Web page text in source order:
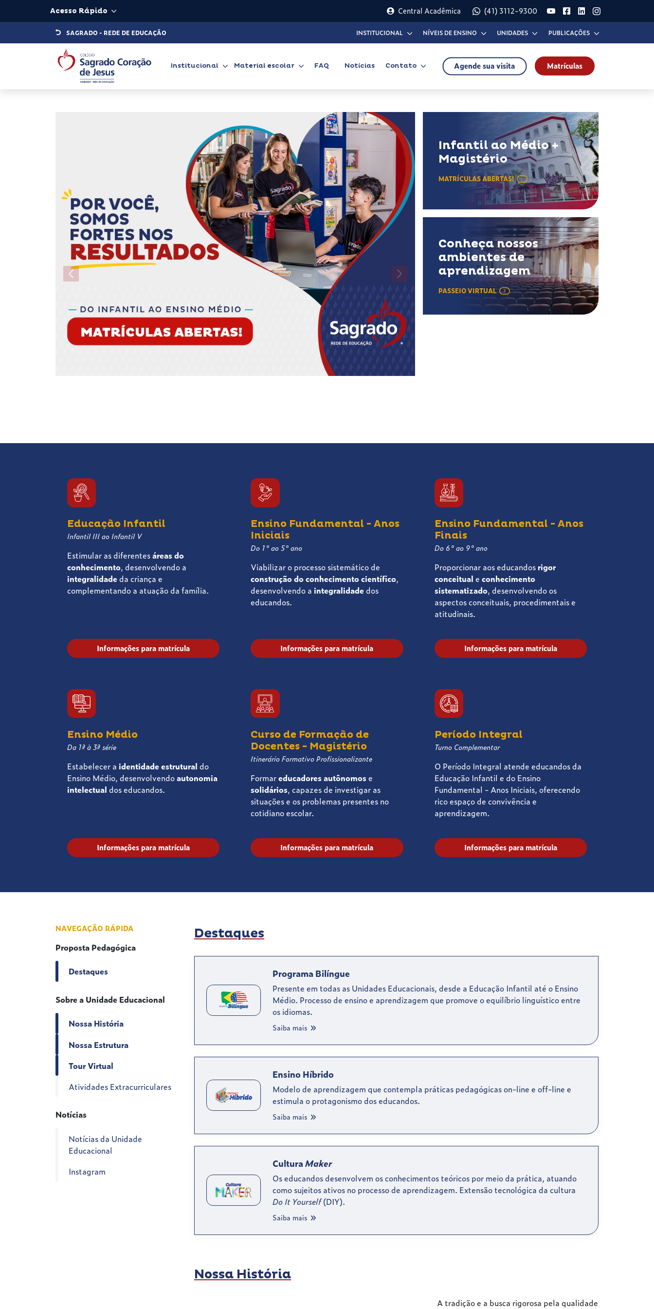
Acesso Rápido Central Acadêmica (41) 3112-9300
SAGRADO - REDE DE EDUCAÇÃO INSTITUCIONAL NÍVEIS DE ENSINO UNIDADES PUBLICAÇÕES
Institucional Material escolar FAQ Notícias Contato Agende sua visita Matrículas
Infantil ao Médio +
Magistério
MATRÍCULAS ABERTAS!
Conheça nossos
ambientes de
aprendizagem
PASSEIO VIRTUAL
Educação Infantil
Infantil III ao Infantil V
Estimular as diferentesáreas do
conhecimento, desenvolvendo a
integralidadeda criança e
complementando a atuação da família.
Informações para matrícula
Ensino Fundamental - Anos
Iniciais
Do 1° ao 5° ano
Viabilizar o processo sistemático de
construção do conhecimento científico,
desenvolvendo a integralidadedos
educandos.
Informações para matrícula
Ensino Fundamental - Anos
Finais
Do 6° ao 9° ano
Proporcionar aos educandos rigor
conceitual e conhecimento
sistematizado, desenvolvendo os
aspectos conceituais, procedimentais e
atitudinais.
Informações para matrícula
Ensino Médio
Da 1ª à 3ª série
Estabelecer a identidade estrutural do
Ensino Médio, desenvolvendoautonomia
intelectual dos educandos.
Informações para matrícula
Curso de Formação de
Docentes - Magistério
Itinerário Formativo Profissionalizante
Formareducadores autônomose
solidários, capazes de investigar as
situações e os problemas presentes no
cotidiano escolar.
Informações para matrícula
Período Integral
Turno Complementar
O Período Integral atende educandos da
Educação Infantil e do Ensino
Fundamental - Anos Iniciais, oferecendo
rico espaço de convivência e
aprendizagem.
Informações para matrícula
NAVEGAÇÃO RÁPIDA
Proposta Pedagógica
Destaques
Sobre a Unidade Educacional
Nossa História
Nossa Estrutura
Tour Virtual
Atividades Extracurriculares
Notícias
Notícias da Unidade
Educacional
Instagram
Destaques
Programa Bilíngue
Presente em todas as Unidades Educacionais, desde a Educação Infantil até o Ensino
Médio. Processo de ensino e aprendizagem que promove o equilíbrio linguístico entre
os idiomas.
Saiba mais
Ensino Híbrido
Modelo de aprendizagem que contempla práticas pedagógicas on-line e off-line e
estimula o protagonismo dos educandos.
Saiba mais
CulturaMaker
Os educandos desenvolvem os conhecimentos teóricos por meio da prática, atuando
como sujeitos ativos no processo de aprendizagem. Extensão tecnológica da cultura
Do It Yourself(DIY).
Saiba mais
Nossa História
A tradição e a busca rigorosa pela qualidade